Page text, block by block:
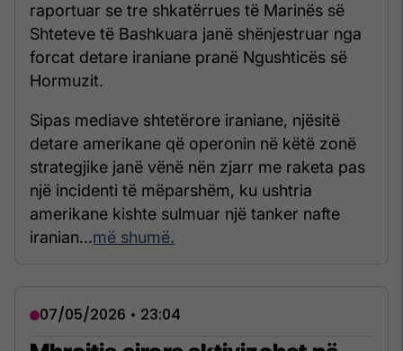
raportuar se tre shkatërrues të Marinës së
Shteteve të Bashkuara janë shënjestruar nga
forcat detare iraniane pranë Ngushticës së
Hormuzit.
Sipas mediave shtetërore iraniane, njësitë
detare amerikane që operonin në këtë zonë
strategjike janë vënë nën zjarr me raketa pas
një incidenti të mëparshëm, ku ushtria
amerikane kishte sulmuar një tanker nafte
iranian...më shumë.
07/05/2026 • 23:04